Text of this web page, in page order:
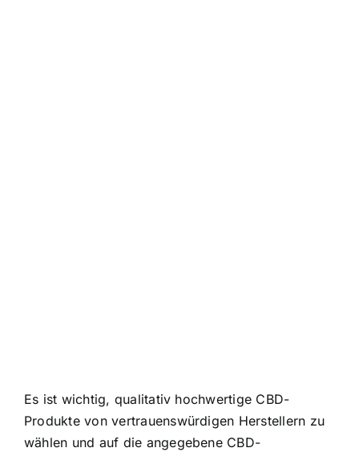
Es ist wichtig, qualitativ hochwertige CBD-
Produkte von vertrauenswürdigen Herstellern zu
wählen und auf die angegebene CBD-